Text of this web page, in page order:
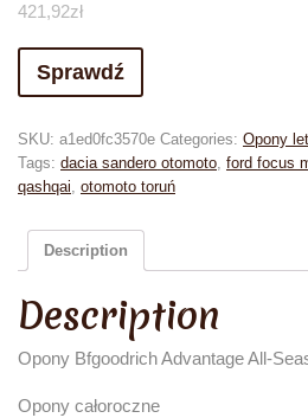
421,92zł
Sprawdź
SKU: a1ed0fc3570e Categories: Opony
Tags: dacia sandero otomoto, ford focus
qashqai, otomoto toruń
Description
Description
Opony Bfgoodrich Advantage All-
Opony całoroczne